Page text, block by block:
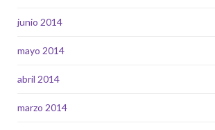
junio 2014
mayo 2014
abril 2014
marzo 2014